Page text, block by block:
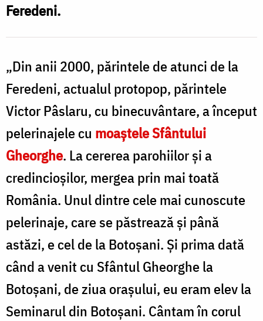
Cluci
Feredeni.
„Din anii 2000, părintele de atunci de la
Feredeni, actualul protopop, părintele
Victor Pâslaru, cu binecuvântare, a început
pelerinajele cu moaștele Sfântului
Gheorghe. La cererea parohiilor și a
credincioșilor, mergea prin mai toată
România. Unul dintre cele mai cunoscute
pelerinaje, care se păstrează și până
astăzi, e cel de la Botoșani. Și prima dată
când a venit cu Sfântul Gheorghe la
Botoșani, de ziua orașului, eu eram elev la
Seminarul din Botoșani. Cântam în corul